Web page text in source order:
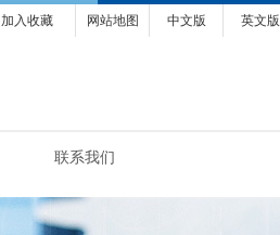
英文版
中文版
网站地图
加入收藏
联系我们